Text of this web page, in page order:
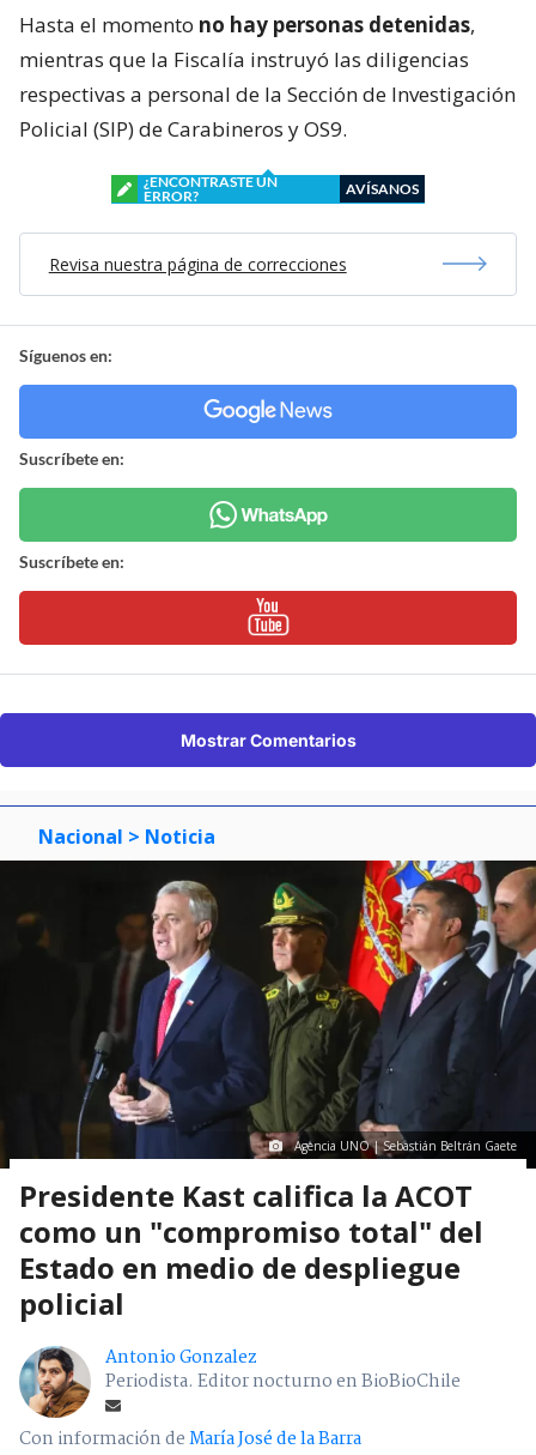
Hasta el momento no hay personas detenidas,
mientras que la Fiscalía instruyó las diligencias
respectivas a personal de la Sección de Investigación
Policial (SIP) de Carabineros y OS9.
¿ENCONTRASTE UN
ERROR?
AVÍSANOS
Revisa nuestra página de correcciones
Síguenos en:
Suscríbete en:
Suscríbete en:
Mostrar Comentarios
Nacional > Noticia
Agencia UNO | Sebastián Beltrán Gaete
Presidente Kast califica la ACOT
como un "compromiso total" del
Estado en medio de despliegue
policial
Antonio Gonzalez
Periodista. Editor nocturno en BioBioChile
Con información deMaría José de la Barra